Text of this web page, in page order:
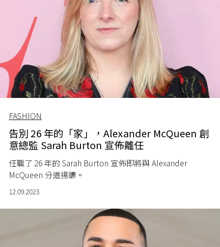
FASHION
告別 26 年的「家」，Alexander McQueen 創
意總監 Sarah Burton 宣佈離任
任職了 26 年的 Sarah Burton 宣佈即將與 Alexander
McQueen 分道揚鑣。
12.09.2023